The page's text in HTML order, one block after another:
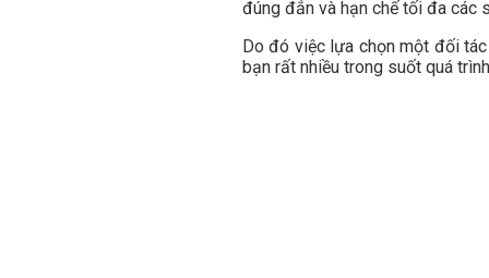
đúng đắn và hạn chế tối đa các
Do đó việc lựa chọn một đối
bạn rất nhiều trong suốt quá